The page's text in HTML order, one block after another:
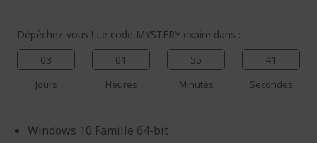
Dépêchez-vous ! Le code MYSTERY expire dans :
03
Jours
01
Heures
55
Minutes
40
Secondes
Windows 10 Famille 64-bit